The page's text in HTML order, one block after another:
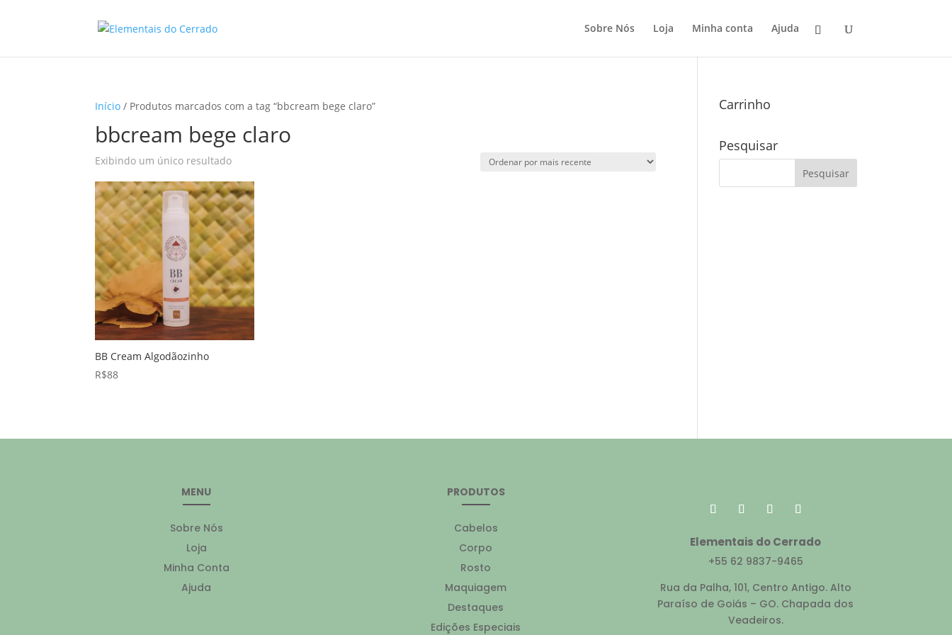
Sobre Nós Loja Minha conta Ajuda
Início / Produtos marcados com a tag “bbcream bege claro”
bbcream bege claro
Exibindo um único resultado
BB Cream Algodãozinho
R$88
Carrinho
Pesquisar
MENU
Sobre Nós
Loja
Minha Conta
Ajuda
PRODUTOS
Cabelos
Corpo
Rosto
Maquiagem
Destaques
Edições Especiais
Elementais do Cerrado
+55 62 9837-9465
Rua da Palha, 101, Centro Antigo. Alto
Paraíso de Goiás – GO. Chapada dos
Veadeiros.